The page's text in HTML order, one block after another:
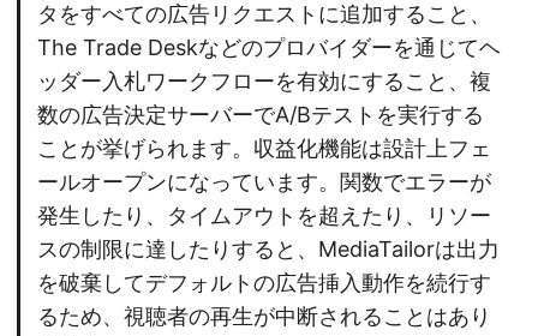
タをすべての広告リクエストに追加すること、
The Trade Deskなどのプロバイダーを通じてヘ
ッダー入札ワークフローを有効にすること、複
数の広告決定サーバーでA/Bテストを実行する
ことが挙げられます。収益化機能は設計上フェ
ールオープンになっています。関数でエラーが
発生したり、タイムアウトを超えたり、リソー
スの制限に達したりすると、MediaTailorは出力
を破棄してデフォルトの広告挿入動作を続行す
るため、視聴者の再生が中断されることはあり